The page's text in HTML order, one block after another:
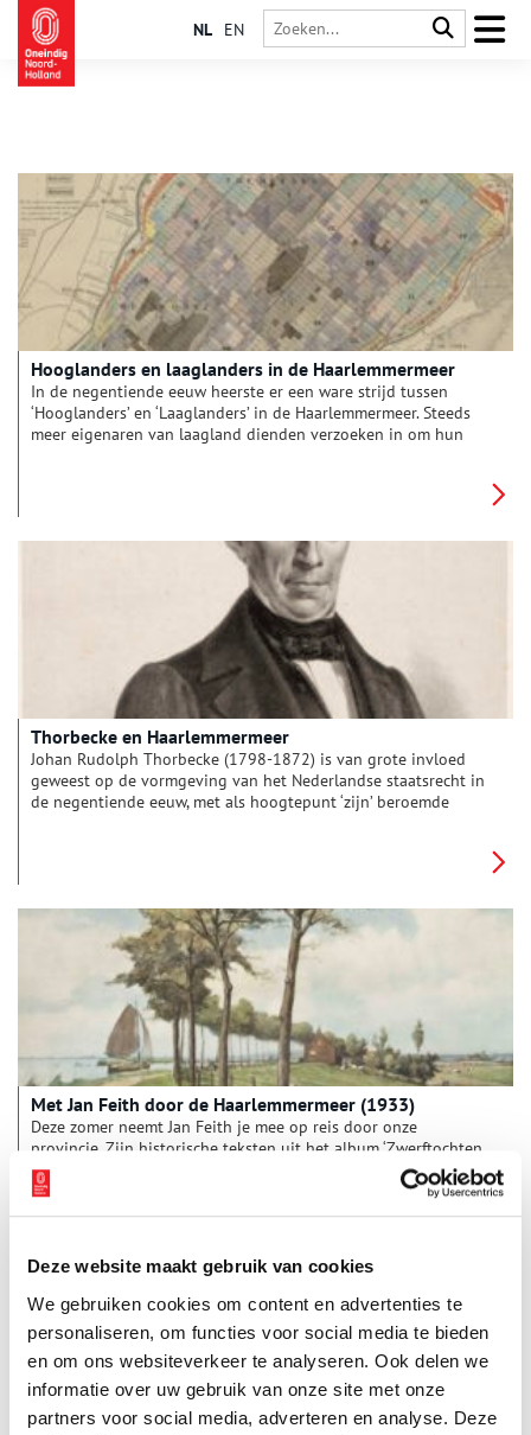
Deze website maakt gebruik van cookies
We gebruiken cookies om content en advertenties te
personaliseren, om functies voor social media te bieden
en om ons websiteverkeer te analyseren. Ook delen we
informatie over uw gebruik van onze site met onze
partners voor social media, adverteren en analyse. Deze
NL EN
Hooglanders en laaglanders in de Haarlemmermeer
In de negentiende eeuw heerste er een ware strijd tussen
‘Hooglanders’ en ‘Laaglanders’ in de Haarlemmermeer. Steeds
meer eigenaren van laagland dienden verzoeken in om hun
Thorbecke en Haarlemmermeer
Johan Rudolph Thorbecke (1798-1872) is van grote invloed
geweest op de vormgeving van het Nederlandse staatsrecht in
de negentiende eeuw, met als hoogtepunt ‘zijn’ beroemde
Met Jan Feith door de Haarlemmermeer (1933)
Deze zomer neemt Jan Feith je mee op reis door onze
provincie. Zijn historische teksten uit het album ‘Zwerftochten
door ons land: Noord-Holland’ (1933) geven een beeld van
zonnige duinen, drukke pleinen en pittoreske polders. Deze
week: ‘De Haarlemmermeer als typisch poldergebied’.